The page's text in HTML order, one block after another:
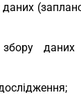
даних